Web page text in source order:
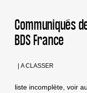
Communiqués
BDS France
|A CLASSER
liste incomplète, voir